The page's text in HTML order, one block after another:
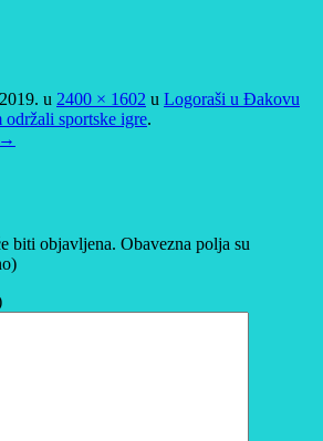
u 2400 × 1602 u Logoraši u Đakovu
održali sportske igre.
→
biti objavljena. Obavezna polja su